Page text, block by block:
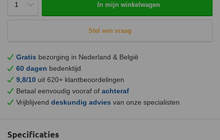
In mijn winkelwagen
Stel een vraag
Gratis bezorging in Nederland & België
60 dagen bedenktijd
9,8/10 uit 620+ klantbeoordelingen
Betaal eenvoudig vooraf of achteraf
Vrijblijvend deskundig advies van onze specialisten
Specificaties